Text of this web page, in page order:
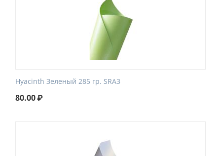
Hyacinth Зеленый 285 гр. SRA3
80.00₽